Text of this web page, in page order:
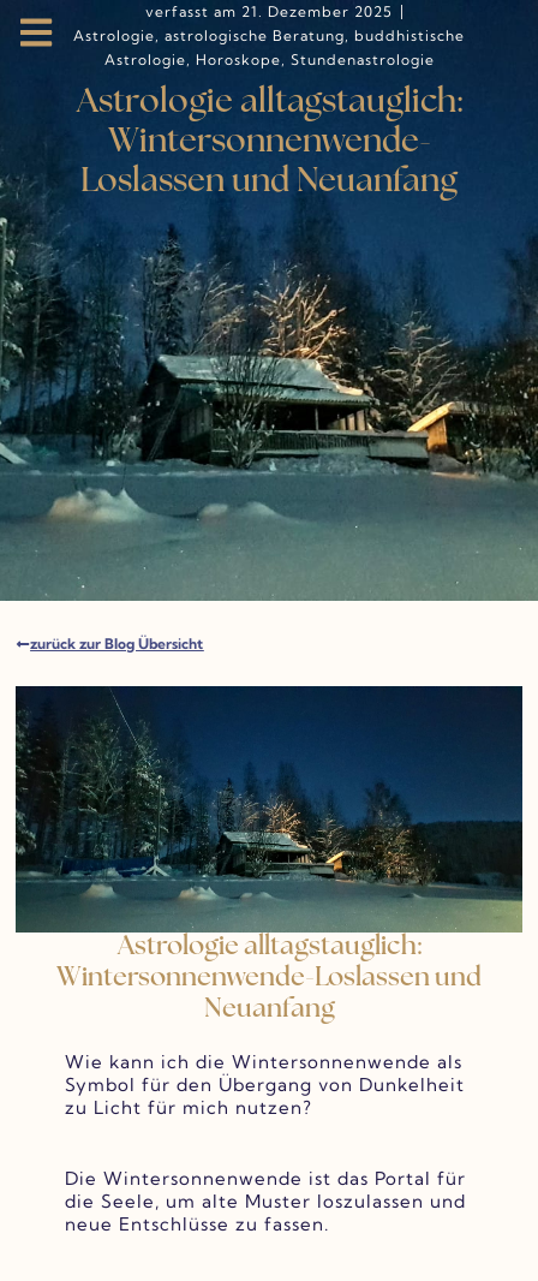
verfasst am 21. Dezember 2025
Astrologie, astrologische Beratung, buddhistische
Astrologie, Horoskope, Stundenastrologie
Astrologie alltagstauglich:
Wintersonnenwende-
Loslassen und Neuanfang
zurück zur Blog Übersicht
Astrologie alltagstauglich:
Wintersonnenwende-Loslassen und
Neuanfang
Wie kann ich die Wintersonnenwende als
Symbol für den Übergang von Dunkelheit
zu Licht für mich nutzen?
Die Wintersonnenwende ist das Portal für
die Seele, um alte Muster loszulassen und
neue Entschlüsse zu fassen.